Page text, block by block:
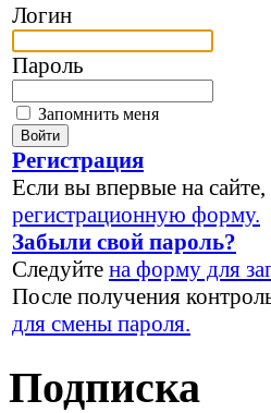
Логин
Пароль
Запомнить меня
Регистрация
Если вы впервые на
регистрационную форму.
Забыли свой пароль?
Следуйте на форму для
После получения
для смены пароля.
Подписка